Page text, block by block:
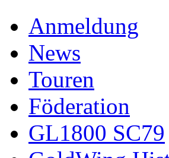
Anmeldung
News
Touren
Föderation
GL1800 SC79